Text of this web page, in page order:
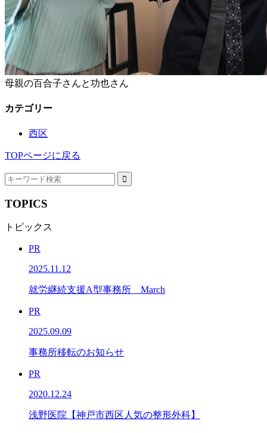
母親の百合子さんと功也さん
カテゴリー
西区
TOPページに戻る
TOPICS
トピックス
PR
2025.11.12
就労継続支援A型事務所 March
PR
2025.09.09
事務所移転のお知らせ
PR
2020.12.24
浅野医院【神戸市西区人気の整形外科】